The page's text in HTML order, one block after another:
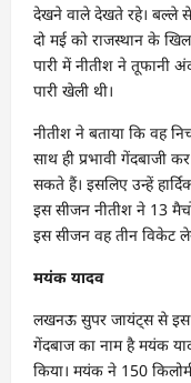
देखने वाले देखते रहे। बल्ले
दो मई को राजस्थान के
पारी में नीतीश ने तूफानी
पारी खेली थी।
नीतीश ने बताया कि वह
साथ ही प्रभावी गेंदबाजी
सकते हैं। इसलिए उन्हें
इस सीजन नीतीश ने 13
इस सीजन वह तीन विकेट
मयंक यादव
लखनऊ सुपर जायंट्स से इस
गेंदबाज का नाम है मयंक
किया। मयंक ने 150